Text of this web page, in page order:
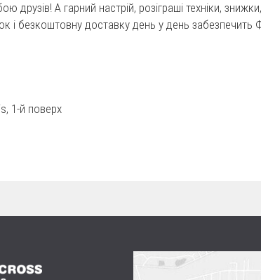
друзів! А гарний настрій, розіграші техніки,
і безкоштовну доставку день у день забезпечить
1-й поверх